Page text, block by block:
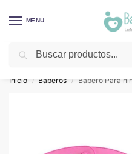
MENU
¡Descuentos todos
Inicio / Baberos / Babero Para